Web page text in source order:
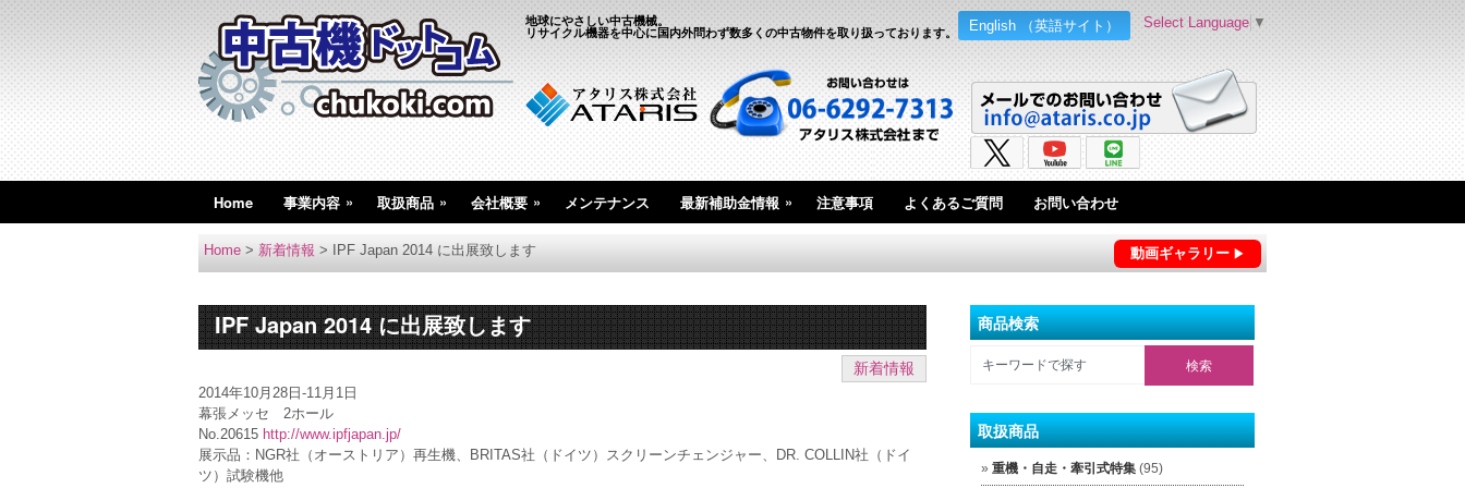
English （英語サイト）
地球にやさしい中古機械。
リサイクル機器を中心に国内外問わず数多くの中古物件を取り扱っております。
Select Language ▼
Home 事業内容 » 取扱商品 » 会社概要 » メンテナンス 最新補助金情報 » 注意事項 よくあるご質問 お問い合わせ
動画ギャラリー
Home > 新着情報 > IPF Japan 2014 に出展致します
IPF Japan 2014 に出展致します
新着情報
2014年10月28日-11月1日
幕張メッセ 2ホール
No.20615 http://www.ipfjapan.jp/
展示品：NGR社（オーストリア）再生機、BRITAS社（ドイツ）スクリーンチェンジャー、DR. COLLIN社（ドイ
ツ）試験機他
商品検索
取扱商品
重機・自走・牽引式特集(95)